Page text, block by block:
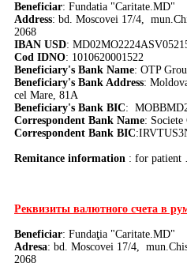
Beneficiar: Fundatia "Caritate.MD"
Address: bd. Moscovei 17/4,
2068
IBAN USD:
Cod IDNO: 1010620001522
Beneficiary's Bank Name: OTP
Beneficiary's Bank Address:
cel Mare, 81A
Beneficiary's Bank BIC:
Correspondent Bank Name:
Correspondent Bank BIC:
Remitance information : for
Реквизиты валютного счета в
Beneficiar: Fundaţia "Caritate.MD"
Adresa: bd. Moscovei 17/4,
2068